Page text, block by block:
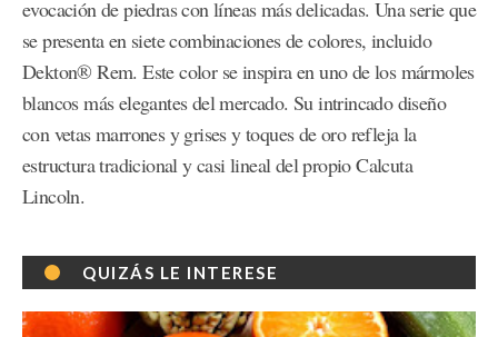
evocación de piedras con líneas más delicadas. Una serie que
se presenta en siete combinaciones de colores, incluido
Dekton® Rem. Este color se inspira en uno de los mármoles
blancos más elegantes del mercado. Su intrincado diseño
con vetas marrones y grises y toques de oro refleja la
estructura tradicional y casi lineal del propio Calcuta
Lincoln.
QUIZÁS LE INTERESE